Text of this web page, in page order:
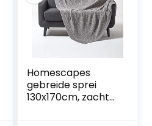
Homescapes
gebreide sprei
130x170cm, zachte